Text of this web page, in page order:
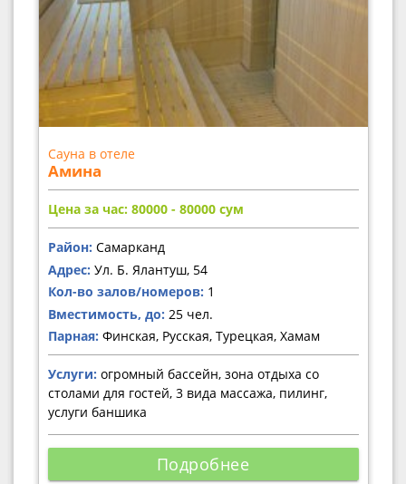
Сауна в отеле
Амина
Цена за час: 80000 - 80000 сум
Район: Самарканд
Адрес: Ул. Б. Ялантуш, 54
Кол-во залов/номеров: 1
Вместимость, до: 25 чел.
Парная: Финская, Русская, Турецкая, Хамам
Услуги: огромный бассейн, зона отдыха со
столами для гостей, 3 вида массажа, пилинг,
услуги баншика
Подробнее